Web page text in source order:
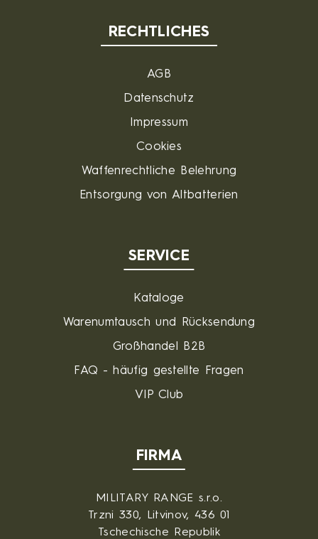
RECHTLICHES
AGB
Datenschutz
Impressum
Cookies
Waffenrechtliche Belehrung
Entsorgung von Altbatterien
SERVICE
Kataloge
Warenumtausch und Rücksendung
Großhandel B2B
FAQ - häufig gestellte Fragen
VIP Club
FIRMA
MILITARY RANGE s.r.o.
Trzni 330, Litvinov, 436 01
Tschechische Republik